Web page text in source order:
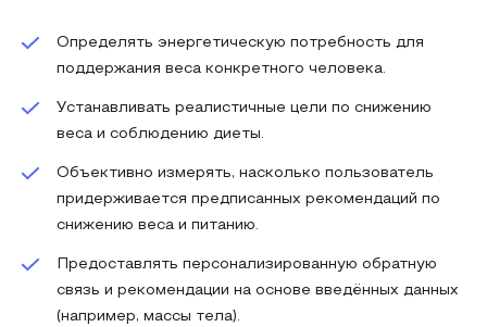
Определять энергетическую потребность для
поддержания веса конкретного человека.
Устанавливать реалистичные цели по снижению
веса и соблюдению диеты.
Объективно измерять, насколько пользователь
придерживается предписанных рекомендаций по
снижению веса и питанию.
Предоставлять персонализированную обратную
связь и рекомендации на основе введённых данных
(например, массы тела).